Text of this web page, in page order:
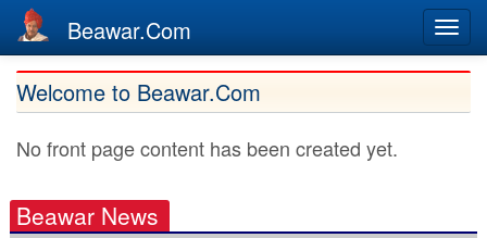
Skip
main
content
Beawar.Com
Welcome to Beawar.Com
No front page content has been created yet.
Beawar News